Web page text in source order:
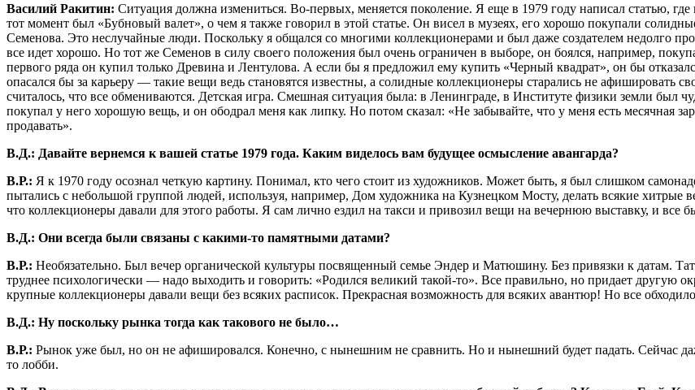
Василий Ракитин: Ситуация должна измениться. Во-первых, меняется поколение. Я еще в 1979 году написал статью,
тот момент был «Бубновый валет», о чем я также говорил в этой статье. Он висел в музеях, его хорошо покупали
Семенова. Это неслучайные люди. Поскольку я общался со многими коллекционерами и был даже создателем недолго
все идет хорошо. Но тот же Семенов в силу своего положения был очень ограничен в выборе, он боялся, например,
первого ряда он купил только Древина и Лентулова. А если бы я предложил ему купить «Черный квадрат», он бы
опасался бы за карьеру — такие вещи ведь становятся известны, а солидные коллекционеры старались не
считалось, что все обмениваются. Детская игра. Смешная ситуация была: в Ленинграде, в Институте физики земли
покупал у него хорошую вещь, и он ободрал меня как липку. Но потом сказал: «Не забывайте, что у меня есть месячная
продавать».
В.Д.: Давайте вернемся к вашей статье 1979 года. Каким виделось вам будущее осмысление авангарда?
В.Р.: Я к 1970 году осознал четкую картину. Понимал, кто чего стоит из художников. Может быть, я был слишком
пытались с небольшой группой людей, используя, например, Дом художника на Кузнецком Мосту, делать всякие
что коллекционеры давали для этого работы. Я сам лично ездил на такси и привозил вещи на вечернюю выставку, и
В.Д.: Они всегда были связаны с какими-то памятными датами?
В.Р.: Необязательно. Был вечер органической культуры посвященный семье Эндер и Матюшину. Без привязки к датам.
труднее психологически — надо выходить и говорить: «Родился великий такой-то». Все правильно, но придает другую
крупные коллекционеры давали вещи без всяких расписок. Прекрасная возможность для всяких авантюр! Но все
В.Д.: Ну поскольку рынка тогда как такового не было…
В.Р.: Рынок уже был, но он не афишировался. Конечно, с нынешним не сравнить. Но и нынешний будет падать. Сейчас
то лобби.